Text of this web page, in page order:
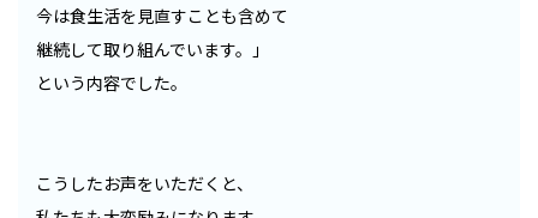
今は食生活を見直すことも含めて
継続して取り組んでいます。」
という内容でした。
こうしたお声をいただくと、